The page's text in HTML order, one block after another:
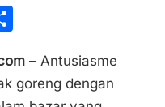
ar
e
– Antusiasme
goreng dengan